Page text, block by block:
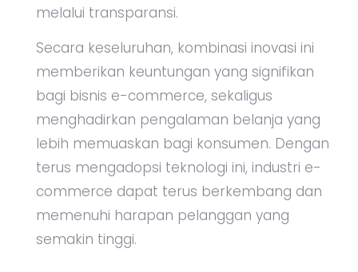
melalui transparansi.
Secara keseluruhan, kombinasi inovasi ini
memberikan keuntungan yang signifikan
bagi bisnis e-commerce, sekaligus
menghadirkan pengalaman belanja yang
lebih memuaskan bagi konsumen. Dengan
terus mengadopsi teknologi ini, industri e-
commerce dapat terus berkembang dan
memenuhi harapan pelanggan yang
semakin tinggi.